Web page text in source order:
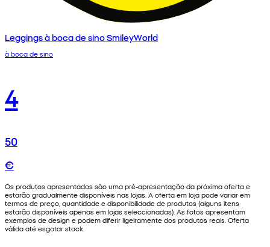
Leggings à boca de sino SmileyWorld
à boca de sino
4
50
€
Os produtos apresentados são uma pré-apresentação da próxima oferta e
estarão gradualmente disponíveis nas lojas. A oferta em loja pode variar em
termos de preço, quantidade e disponibilidade de produtos (alguns itens
estarão disponíveis apenas em lojas seleccionadas). As fotos apresentam
exemplos de design e podem diferir ligeiramente dos produtos reais. Oferta
válida até esgotar stock.